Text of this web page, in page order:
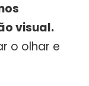
visual.
o olhar e